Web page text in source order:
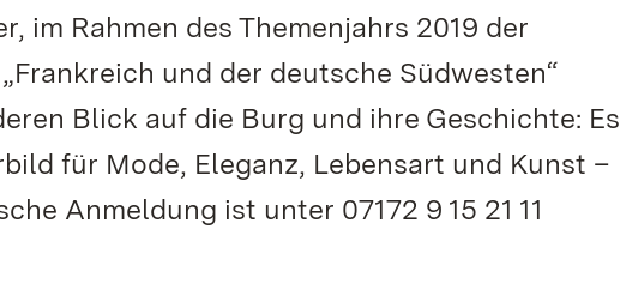
im Rahmen des Themenjahrs 2019 der
und der deutsche Südwesten“
Blick auf die Burg und ihre Geschichte: Es
für Mode, Eleganz, Lebensart und Kunst –
Anmeldung ist unter 07172 9 15 21 11